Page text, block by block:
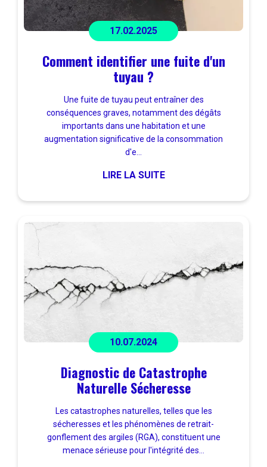
17.02.2025
Comment identifier une fuite d'un
tuyau ?
Une fuite de tuyau peut entraîner des
conséquences graves, notamment des dégâts
importants dans une habitation et une
augmentation significative de la consommation
d'e...
LIRE LA SUITE
10.07.2024
Diagnostic de Catastrophe
Naturelle Sécheresse
Les catastrophes naturelles, telles que les
sécheresses et les phénomènes de retrait-
gonflement des argiles (RGA), constituent une
menace sérieuse pour l'intégrité des...